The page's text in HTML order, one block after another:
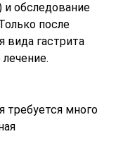
обследование
после
вида гастрита
требуется много